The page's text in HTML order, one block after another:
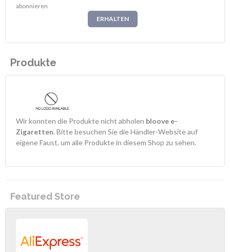
abonnieren
ERHALTEN
Produkte
Wir konnten die Produkte nicht abholen bloove e-
Zigaretten. Bitte besuchen Sie die Händler-Website auf
eigene Faust, um alle Produkte in diesem Shop zu sehen.
Featured Store